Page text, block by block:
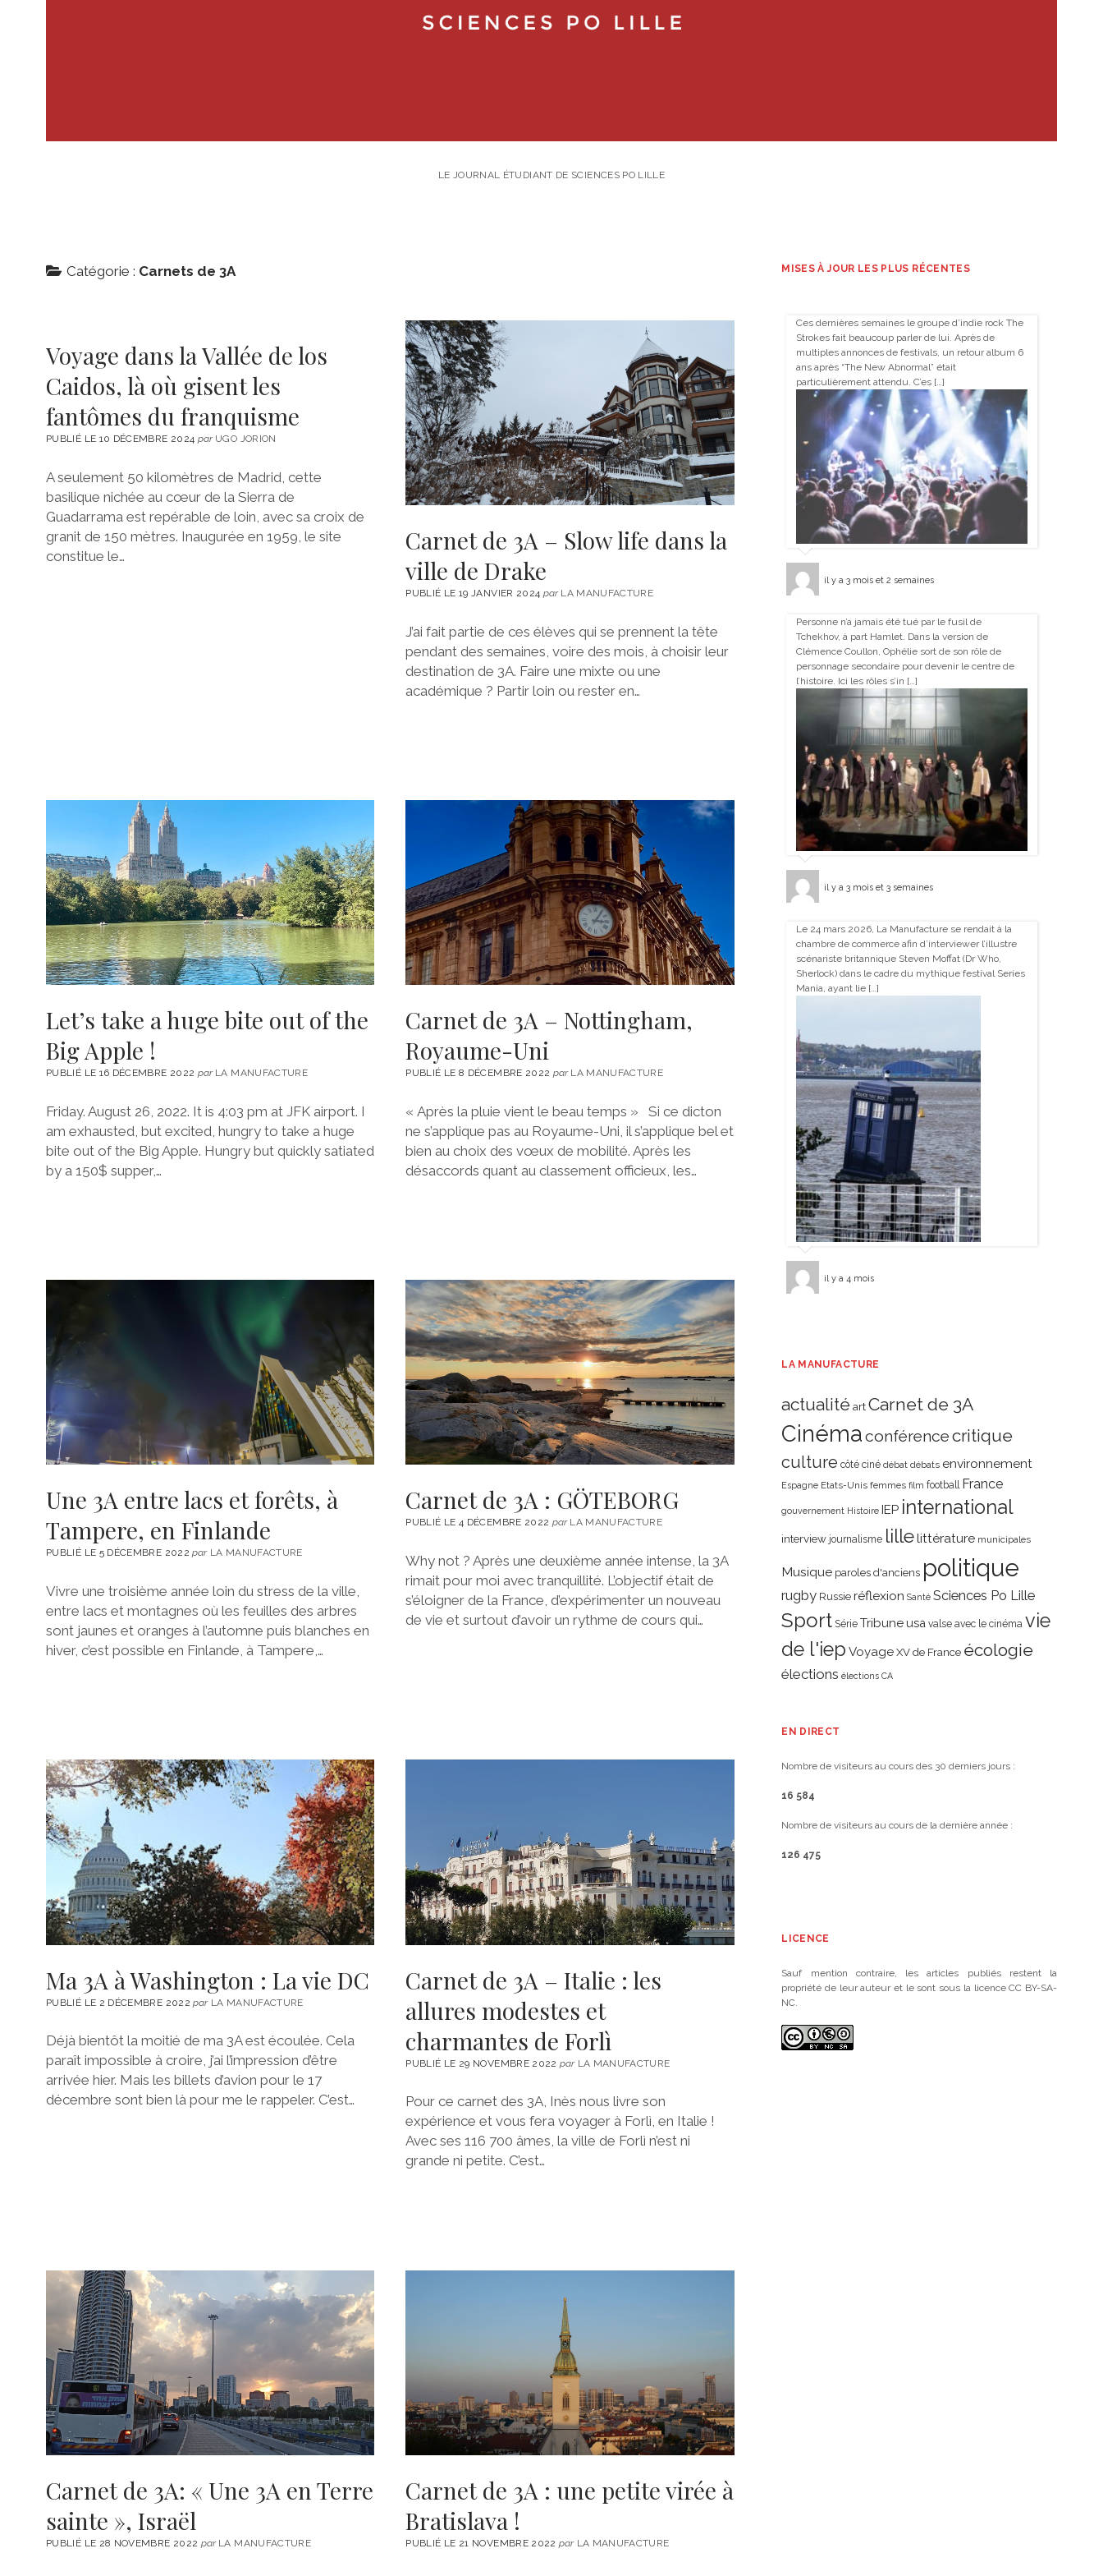
LE JOURNAL ÉTUDIANT DE SCIENCES PO LILLE
Catégorie : Carnets de 3A
Voyage dans la Vallée de los
Caidos, là où gisent les
fantômes du franquisme
PUBLIÉ LE 10 DÉCEMBRE 2024 parUGO JORION
A seulement 50 kilomètres de Madrid, cette
basilique nichée au cœur de la Sierra de
Guadarrama est repérable de loin, avec sa croix de
granit de 150 mètres. Inaugurée en 1959, le site
constitue le…
Carnet de 3A – Slow life dans la
ville de Drake
PUBLIÉ LE 19 JANVIER 2024 parLA MANUFACTURE
J’ai fait partie de ces élèves qui se prennent la tête
pendant des semaines, voire des mois, à choisir leur
destination de 3A. Faire une mixte ou une
académique ? Partir loin ou rester en…
Let’s take a huge bite out of the
Big Apple !
PUBLIÉ LE 16 DÉCEMBRE 2022 parLA MANUFACTURE
Friday. August 26, 2022. It is 4:03 pm at JFK airport. I
am exhausted, but excited, hungry to take a huge
bite out of the Big Apple. Hungry but quickly satiated
by a 150$ supper,…
Carnet de 3A – Nottingham,
Royaume-Uni
PUBLIÉ LE 8 DÉCEMBRE 2022 parLA MANUFACTURE
« Après la pluie vient le beau temps » Si ce dicton
ne s’applique pas au Royaume-Uni, il s’applique bel et
bien au choix des vœux de mobilité. Après les
désaccords quant au classement officieux, les…
Une 3A entre lacs et forêts, à
Tampere, en Finlande
PUBLIÉ LE 5 DÉCEMBRE 2022parLA MANUFACTURE
Vivre une troisième année loin du stress de la ville,
entre lacs et montagnes où les feuilles des arbres
sont jaunes et oranges à l’automne puis blanches en
hiver, c’est possible en Finlande, à Tampere,…
Carnet de 3A : GÖTEBORG
PUBLIÉ LE 4 DÉCEMBRE 2022 parLA MANUFACTURE
Why not ? Après une deuxième année intense, la 3A
rimait pour moi avec tranquillité. L’objectif était de
s’éloigner de la France, d’expérimenter un nouveau
de vie et surtout d’avoir un rythme de cours qui…
Ma 3A à Washington : La vie DC
PUBLIÉ LE 2 DÉCEMBRE 2022parLA MANUFACTURE
Déjà bientôt la moitié de ma 3A est écoulée. Cela
paraît impossible à croire, j’ai l’impression d’être
arrivée hier. Mais les billets d’avion pour le 17
décembre sont bien là pour me le rappeler. C’est…
Carnet de 3A – Italie : les
allures modestes et
charmantes de Forlì
PUBLIÉ LE 29 NOVEMBRE 2022parLA MANUFACTURE
Pour ce carnet des 3A, Inès nous livre son
expérience et vous fera voyager à Forlì, en Italie !
Avec ses 116 700 âmes, la ville de Forlì n’est ni
grande ni petite. C’est…
Carnet de 3A: « Une 3A en Terre
sainte », Israël
PUBLIÉ LE 28 NOVEMBRE 2022 parLA MANUFACTURE
Carnet de 3A : une petite virée à
Bratislava !
PUBLIÉ LE 21 NOVEMBRE 2022parLA MANUFACTURE
MISES À JOUR LES PLUS RÉCENTES
Ces dernières semaines le groupe d’indie rock The
Strokes fait beaucoup parler de lui. Après de
multiples annonces de festivals, un retour album 6
ans après “The New Abnormal” était
particulièrement attendu. C’es […]
il y a 3 mois et 2 semaines
Personne n’a jamais été tué par le fusil de
Tchekhov, à part Hamlet. Dans la version de
Clémence Coullon, Ophélie sort de son rôle de
personnage secondaire pour devenir le centre de
l’histoire. Ici les rôles s’in […]
il y a 3 mois et 3 semaines
Le 24 mars 2026, La Manufacture se rendait à la
chambre de commerce afin d’interviewer l’illustre
scénariste britannique Steven Moffat (Dr Who,
Sherlock) dans le cadre du mythique festival Series
Mania, ayant lie […]
il y a 4 mois
LA MANUFACTURE
actualité art Carnet de 3A
Cinémaconférencecritique
culture côté ciné débat débats environnement
Espagne Etats-Unis femmes film football France
gouvernement Histoire IEP international
interview journalisme lillelittérature municipales
Musique paroles d'anciens politique
rugby Russie réflexion Santé Sciences Po Lille
Sport Série Tribune usa valse avec le cinéma vie
de l'iep Voyage XV de France écologie
élections élections CA
EN DIRECT
Nombre de visiteurs au cours des 30 derniers jours :
16 584
Nombre de visiteurs au cours de la dernière année :
126 475
LICENCE
Sauf mention contraire, les articles publiés restent la
propriété de leur auteur et le sont sous la licence CC BY-SA-
NC.